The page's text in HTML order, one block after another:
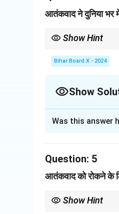
आतंकवाद ने दुनिया भर
Show Hint
Bihar Board X - 2024
Show
Download
Was this answer
Question: 5
आतंकवाद को रोकने के
Show Hint